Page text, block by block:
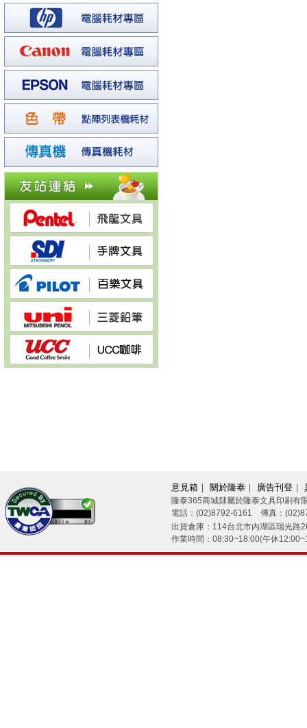
意見箱 ｜ 關於隆泰 ｜ 廣告刊登 ｜
隆泰365商城隸屬於隆泰文具印刷有
電話：(02)8792-6161 傳真：
出貨倉庫：114台北市內湖區瑞光路
作業時間：08:30~18:00(午休